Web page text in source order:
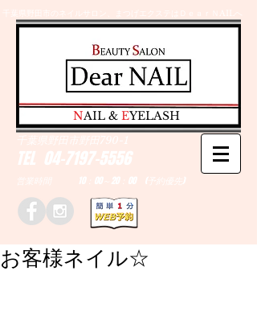
千葉県野田市のネイルサロン、まつげエクステはＤｅａｒＮAILへ
TEL 04-7197-5556
営業時間 10：00～20：00 (予約優先)
千葉県野田市野田790-1
​NAIL & EYELASH
お客様ネイル☆